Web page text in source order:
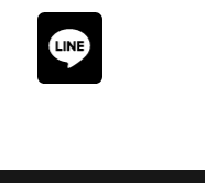
グラススイーツ